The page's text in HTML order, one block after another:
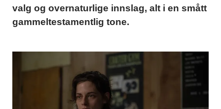
valg og overnaturlige innslag, alt i en smått
gammeltestamentlig tone.